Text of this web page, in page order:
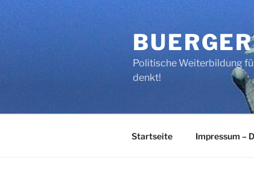
Politische Weiterbildung
denkt!
Startseite Impressum –